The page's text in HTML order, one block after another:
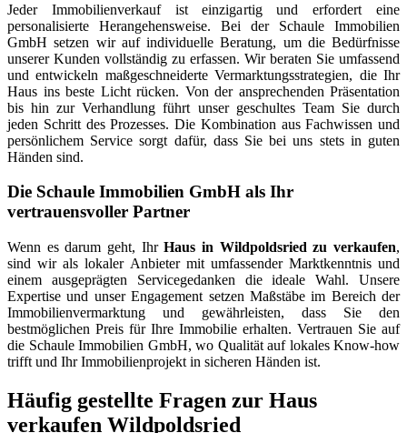
Jeder Immobilienverkauf ist einzigartig und erfordert eine
personalisierte Herangehensweise. Bei der Schaule Immobilien
GmbH setzen wir auf individuelle Beratung, um die Bedürfnisse
unserer Kunden vollständig zu erfassen. Wir beraten Sie umfassend
und entwickeln maßgeschneiderte Vermarktungsstrategien, die Ihr
Haus ins beste Licht rücken. Von der ansprechenden Präsentation
bis hin zur Verhandlung führt unser geschultes Team Sie durch
jeden Schritt des Prozesses. Die Kombination aus Fachwissen und
persönlichem Service sorgt dafür, dass Sie bei uns stets in guten
Händen sind.
Die Schaule Immobilien GmbH als Ihr
vertrauensvoller Partner
Wenn es darum geht, IhrHaus in Wildpoldsried zu verkaufen,
sind wir als lokaler Anbieter mit umfassender Marktkenntnis und
einem ausgeprägten Servicegedanken die ideale Wahl. Unsere
Expertise und unser Engagement setzen Maßstäbe im Bereich der
Immobilienvermarktung und gewährleisten, dass Sie den
bestmöglichen Preis für Ihre Immobilie erhalten. Vertrauen Sie auf
die Schaule Immobilien GmbH, wo Qualität auf lokales Know-how
trifft und Ihr Immobilienprojekt in sicheren Händen ist.
Häufig gestellte Fragen zur Haus
verkaufen Wildpoldsried